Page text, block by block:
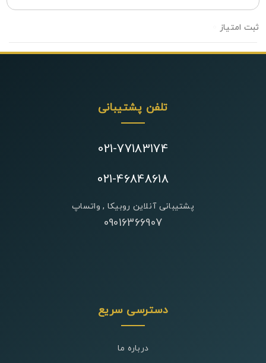
تلفن پشتیبانی
021-77183174
021-46848618
پشتیبانی آنلاین روبیکا , واتساپ
09016366907
دسترسی سریع
درباره ما